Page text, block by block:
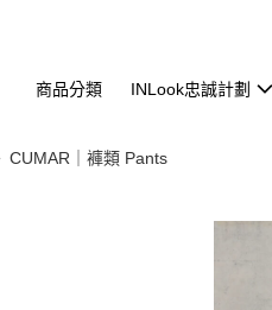
商品分類 INLook忠誠計劃
CUMAR｜褲類 Pants